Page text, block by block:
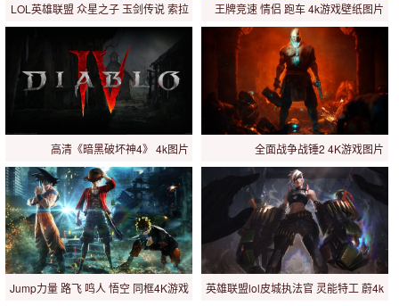
LOL英雄联盟 众星之子 玉剑传说 索拉
卡8k游戏图片
王牌竞速 情侣 跑车 4k游戏壁纸图片
高清《暗黑破坏神4》 4k图片 全面战争战锤2 4K游戏图片
Jump力量 路飞 鸣人 悟空 同框4K游戏
英雄联盟lol皮城执法官 灵能特工 蔚4k